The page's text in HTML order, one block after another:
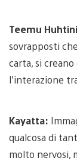
Teemu
sovrapposti
carta, si
l’interazione
Kayatta:
qualcosa di
molto nervosi,